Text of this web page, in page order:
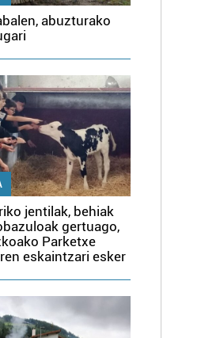
abuzturako
jentilak, behiak
gertuago,
Parketxe
eskaintzari esker